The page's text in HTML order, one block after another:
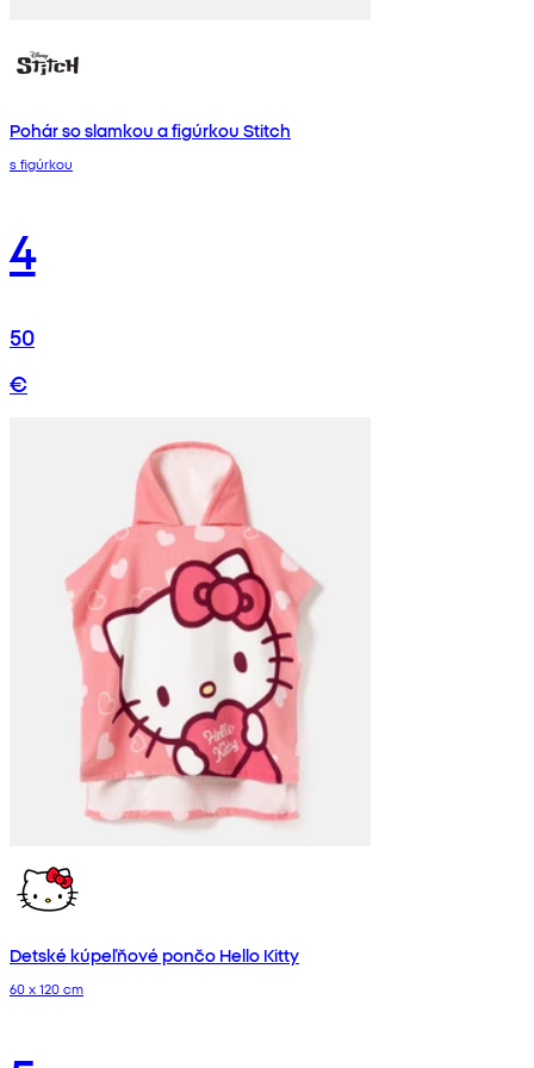
Pohár so slamkou a figúrkou Stitch
s figúrkou
4
50
€
Detské kúpeľňové pončo Hello Kitty
60 x 120 cm